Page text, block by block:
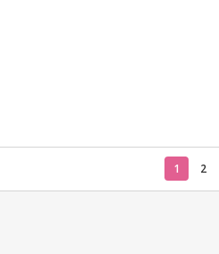
Thuis
Doen Zien Lezen
1 2